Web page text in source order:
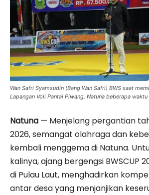
Wan Safri Syamsudin (Bang Wan Safri) BWS saat
Lapangan Voli Pantai Piwang, Natuna beberapa waktu
Natuna — Menjelang pergantian
2026, semangat olahraga dan
kembali menggema di Natuna.
kalinya, ajang bergengsi BWSCUP
di Pulau Laut, menghadirkan
antar desa yang menjanjikan